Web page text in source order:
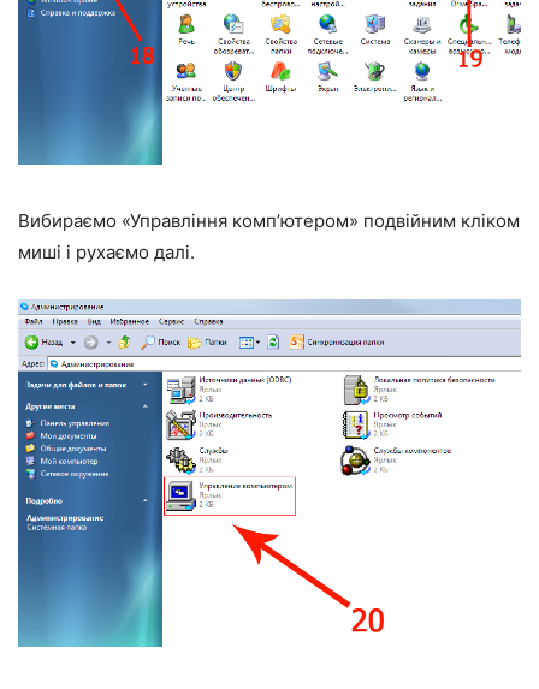
Вибираємо «Управління комп’ютером» подвійним кліком
миші і рухаємо далі.